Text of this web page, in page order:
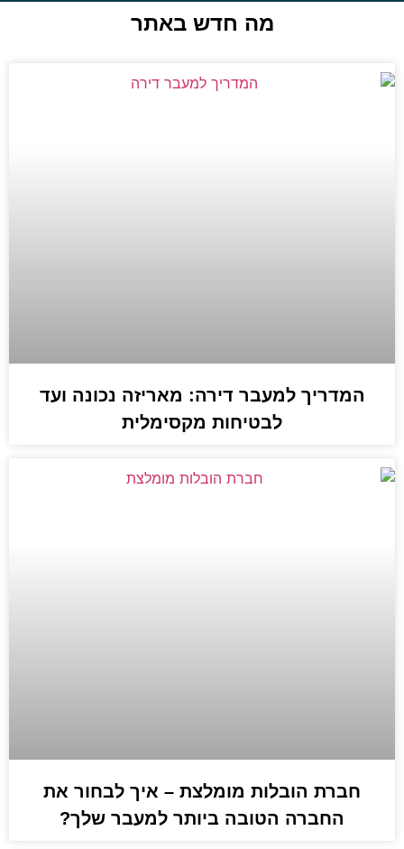
מה חדש באתר
המדריך למעבר דירה: מאריזה נכונה ועד
לבטיחות מקסימלית
חברת הובלות מומלצת – איך לבחור את
החברה הטובה ביותר למעבר שלך?